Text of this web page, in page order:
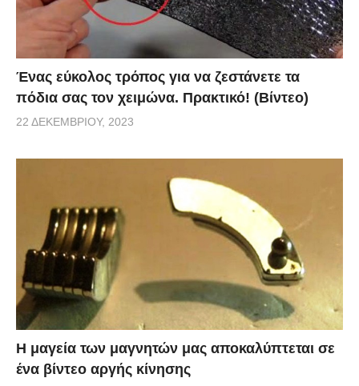
Ένας εύκολος τρόπος για να ζεστάνετε τα
πόδια σας τον χειμώνα. Πρακτικό! (Βίντεο)
22 ΔΕΚΕΜΒΡΊΟΥ, 2023
Η μαγεία των μαγνητών μας αποκαλύπτεται σε
ένα βίντεο αργής κίνησης